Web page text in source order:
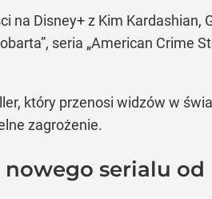
na Disney+ z Kim Kardashian,
seria „American Crime
który przenosi widzów w
zagrożenie.
serialu